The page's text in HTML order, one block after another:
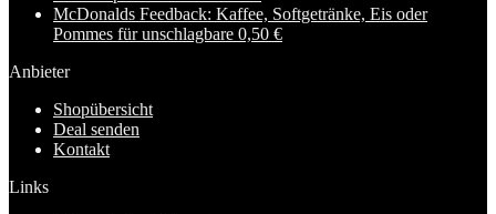
McDonalds Feedback: Kaffee, Softgetränke, Eis oder
Pommes für unschlagbare 0,50 €
Anbieter
Shopübersicht
Deal senden
Kontakt
Links